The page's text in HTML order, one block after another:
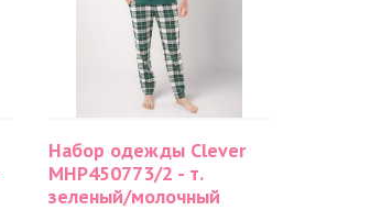
Набор одежды Clever
MHP450773/2 - т.
зеленый/молочный